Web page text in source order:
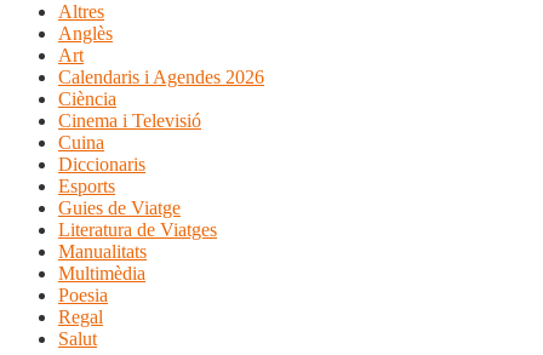
Altres
Anglès
Art
Calendaris i Agendes 2026
Ciència
Cinema i Televisió
Cuina
Diccionaris
Esports
Guies de Viatge
Literatura de Viatges
Manualitats
Multimèdia
Poesia
Regal
Salut